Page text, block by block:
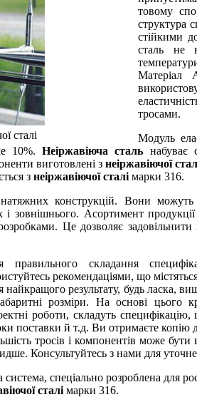
сталі
товому
структура
стійкими
сталь не
Матеріал
тросами.
Модуль
10%.Неіржавіюча сталь набуває
виготовлені знеіржавіючої
з неіржавіючої сталі марки 316.
конструкцій. Вони можуть
зовнішнього. Асортимент
Це дозволяє задовільнити
правильного складання
рекомендаціями, що
найкращого результату, будь ласка,
розміри. На основі цього
роботи, складуть
поставки й т.д. Ви отримаєте копію
тросів і компонентів може
Консультуйтесь з нами для
спеціально розроблена для
сталі марки 316.